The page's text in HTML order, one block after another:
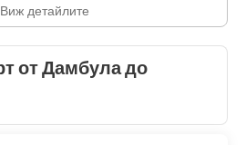
Виж детайлите
от Дамбула до